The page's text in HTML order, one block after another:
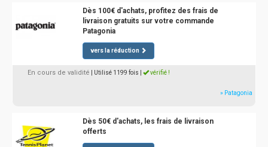
Dès 100€ d'achats, profitez des frais de
livraison gratuits sur votre commande
Patagonia
vers la réduction
En cours de validité | Utilisé 1199 fois vérifié !
» Patagonia
Dès 50€ d'achats, les frais de livraison
offerts